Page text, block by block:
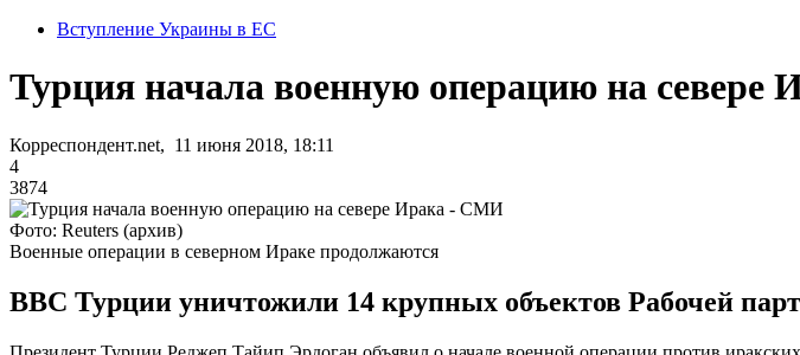
Вступление Украины в ЕС
Турция начала военную операцию на
Корреспондент.net, 11 июня 2018, 18:11
4
3874
Фото: Reuters (архив)
Военные операции в северном Ираке продолжаются
ВВС Турции уничтожили 14 крупных объектов Рабочей